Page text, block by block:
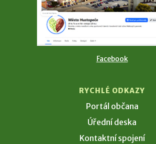
Facebook
RYCHLÉ ODKAZY
Portál občana
Úřední deska
Kontaktní spojení